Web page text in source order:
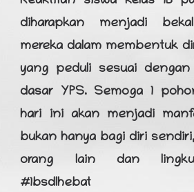
diharapkan menjadi
mereka dalam membentuk
yang peduli sesuai
dasar YPS. Semoga 1
hari ini akan menjadi
bukan hanya bagi diri
orang lain dan
#1bsdlhebat